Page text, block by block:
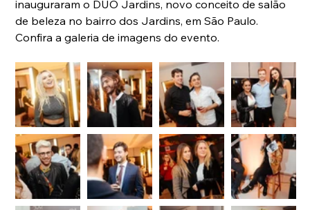
inauguraram o DUO Jardins, novo conceito de salão
de beleza no bairro dos Jardins, em São Paulo.
Confira a galeria de imagens do evento.